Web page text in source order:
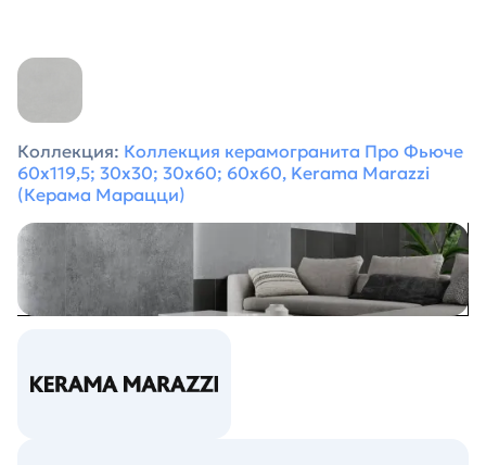
Коллекция: Коллекция керамогранита Про Фьюче
60х119,5; 30х30; 30х60; 60х60, Kerama Marazzi
(Керама Марацци)